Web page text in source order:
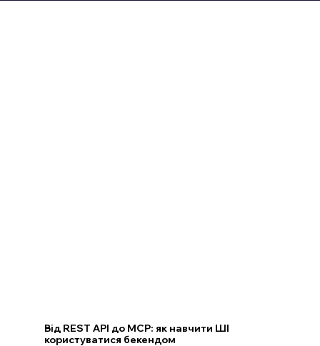
Від REST API до MCP: як навчити ШІ
користуватися бекендом